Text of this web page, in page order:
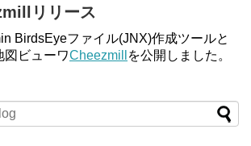
リリース
BirdsEyeファイル(JNX)作成ツールと
図ビューワCheezmill を公開しました。